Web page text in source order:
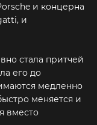
и концерна
и
стала притчей
его до
медленно
меняется и
вместо